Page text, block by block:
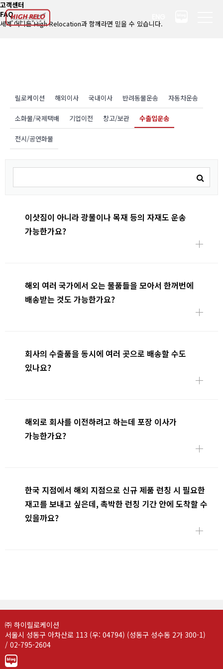
고객센터
FAQ
세계 어디든 High Relocation과 함께라면 믿을 수 있습니다.
릴로케이션 해외이사 국내이사 반려동물운송 자동차운송
소화물/국제택배 기업이전 창고/보관 수출입운송
전시/공연화물
이삿짐이 아니라 광물이나 목재 등의 자재도 운송
가능한가요?
해외 여러 국가에서 오는 물품들을 모아서 한꺼번에
배송받는 것도 가능한가요?
회사의 수출품을 동시에 여러 곳으로 배송할 수도
있나요?
해외로 회사를 이전하려고 하는데 포장 이사가
가능한가요?
한국 지점에서 해외 지점으로 신규 제품 런칭 시 필요한
재고를 보내고 싶은데, 촉박한 런칭 기간 안에 도착할 수
있을까요?
㈜ 하이릴로케이션
서울시 성동구 아차산로 113 (우: 04794) (성동구 성수동 2가 300-1)
/ 02-795-2604